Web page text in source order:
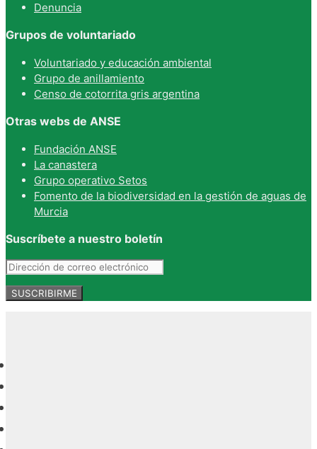
Denuncia
Grupos de voluntariado
Voluntariado y educación ambiental
Grupo de anillamiento
Censo de cotorrita gris argentina
Otras webs de ANSE
Fundación ANSE
La canastera
Grupo operativo Setos
Fomento de la biodiversidad en la gestión de aguas de
Murcia
Suscríbete a nuestro boletín